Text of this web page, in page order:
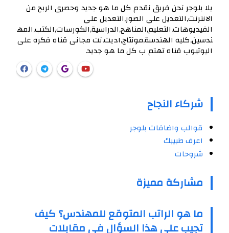
يلا بلوجر نحن فريق نقدم كل ما هو جديد وحصرى الربح من
الانترنت,التعديل على الصور,التعديل على
الفيديوهات,التعليم,المناهج,الدراسية,الكورسات,الكتب,المه
ندسين,كليه الهندسة,مونتاج,اديت,نت مجانى قناه فكره على
اليوتيوب قناه تهتم ب كل ما هو جديد.
شركاء النجاح
قوالب واضافات بلوجر
اعرف طبيبك
شروحات
مشاركة مميزة
ما هو الراتب المتوقع للمهندس؟ كيف
تجيب على هذا السؤال في مقابلات